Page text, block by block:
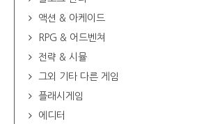
액션 & 아케이드
RPG & 어드벤쳐
전략 & 시뮬
그외 기타 다른 게임
플래시게임
에디터